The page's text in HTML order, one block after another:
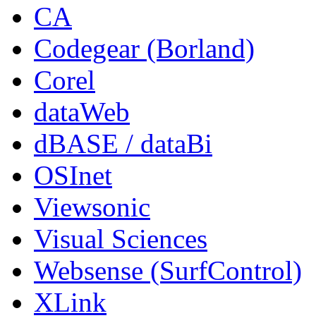
CA
Codegear (Borland)
Corel
dataWeb
dBASE / dataBi
OSInet
Viewsonic
Visual Sciences
Websense (SurfControl)
XLink